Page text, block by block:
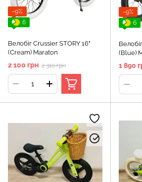
−9%
6
Велобіг Crussier STORY 16"
(Cream) Maraton
2 100 грн 2 310 грн
−9%
6
(Blue)
1 890